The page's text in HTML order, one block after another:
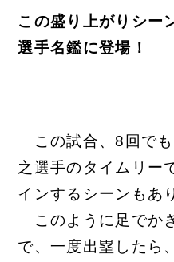
この盛り上がりシー
選手名鑑に登場！
この試合、8回で
之選手のタイムリー
インするシーンもあ
このように足でか
で、一度出塁したら、